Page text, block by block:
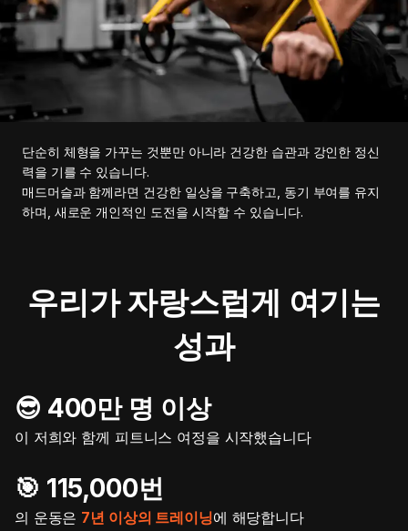
단순히 체형을 가꾸는 것뿐만 아니라 건강한 습관과 강인한 정신
력을 기를 수 있습니다.
매드머슬과 함께라면 건강한 일상을 구축하고, 동기 부여를 유지
하며, 새로운 개인적인 도전을 시작할 수 있습니다.
우리가 자랑스럽게 여기는
성과
😎 400만 명 이상
이 저희와 함께 피트니스 여정을 시작했습니다
🎯️ 115,000번
의 운동은 7년 이상의 트레이닝에 해당합니다